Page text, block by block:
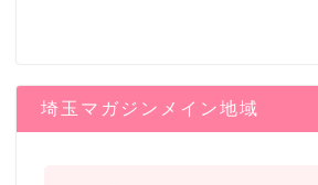
埼玉マガジンメイン地域